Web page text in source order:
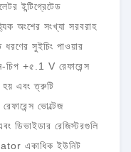
ইন্টিগ্রেটেড
অংশের সংখ্যা সরবরাহ
সুইচিং পাওয়ার
+৫.1 V রেফারেন্স
হয় এবং ত্রুটি
ভোল্টেজ
ডিভাইডার রেজিস্টরগুলি
একাধিক ইউনিট